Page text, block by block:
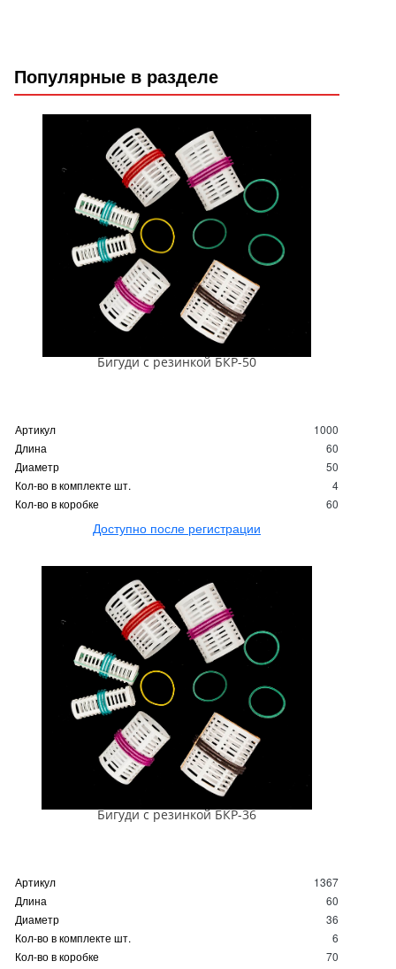
Популярные в разделе
Бигуди с резинкой БКР-50
Артикул
1000
Длина
60
Диаметр
50
Кол-во в комплекте шт.
4
Кол-во в коробке
60
Доступно после регистрации
Бигуди с резинкой БКР-36
Артикул
1367
Длина
60
Диаметр
36
Кол-во в комплекте шт.
6
Кол-во в коробке
70